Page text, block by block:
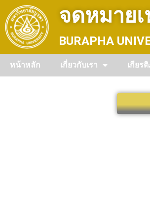
content
จดหมาย
BURAPHA
หน้าหลัก เกี่ยวกับเรา เกียร